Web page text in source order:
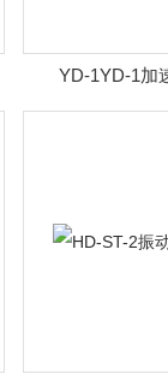
YD-1YD-1加